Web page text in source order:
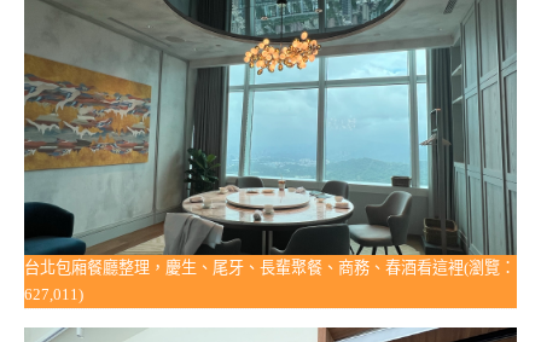
台北包廂餐廳整理，慶生、尾牙、長輩聚餐、商務、春酒看這裡(瀏覽：
627,011)